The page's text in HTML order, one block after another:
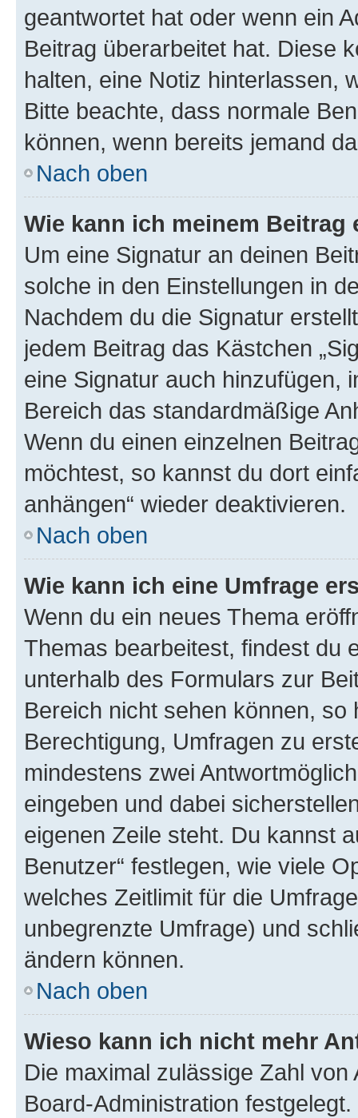
geantwortet hat oder wenn ein
Beitrag überarbeitet hat. Diese
halten, eine Notiz hinterlassen,
Bitte beachte, dass normale
können, wenn bereits jemand
Nach oben
Wie kann ich meinem
Um eine Signatur an deinen
solche in den Einstellungen in
Nachdem du die Signatur
jedem Beitrag das Kästchen
eine Signatur auch hinzufügen,
Bereich das standardmäßige
Wenn du einen einzelnen
möchtest, so kannst du dort
anhängen“ wieder deaktivieren.
Nach oben
Wie kann ich eine Umfrage
Wenn du ein neues Thema
Themas bearbeitest, findest du
unterhalb des Formulars zur
Bereich nicht sehen können,
Berechtigung, Umfragen zu
mindestens zwei
eingeben und dabei
eigenen Zeile steht. Du kannst
Benutzer“ festlegen, wie viele
welches Zeitlimit für die
unbegrenzte Umfrage) und
ändern können.
Nach oben
Wieso kann ich nicht mehr
Die maximal zulässige Zahl
Board-Administration